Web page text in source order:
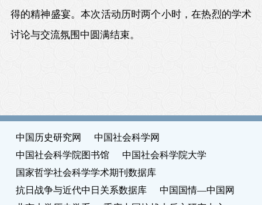
得的精神盛宴。本次活动历时两个小时，在热烈的学术
讨论与交流氛围中圆满结束。
中国历史研究网
中国社会科学网
中国社会科学院图书馆
中国社会科学院大学
国家哲学社会科学学术期刊数据库
抗日战争与近代中日关系数据库
中国国情—中国网